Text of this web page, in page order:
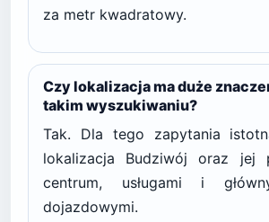
za metr kwadratowy.
Czy lokalizacja ma duże
takim wyszukiwaniu?
Tak. Dla tego zapytania
lokalizacja Budziwój oraz jej
centrum, usługami i
dojazdowymi.